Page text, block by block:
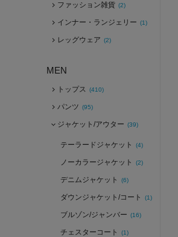
ファッション雑貨 (2)
インナー・ランジェリー (1)
レッグウェア (2)
MEN
トップス (410)
パンツ (95)
ジャケット/アウター (39)
テーラードジャケット (4)
ノーカラージャケット (2)
デニムジャケット (6)
ダウンジャケット/コート (1)
ブルゾン/ジャンバー (16)
チェスターコート (1)